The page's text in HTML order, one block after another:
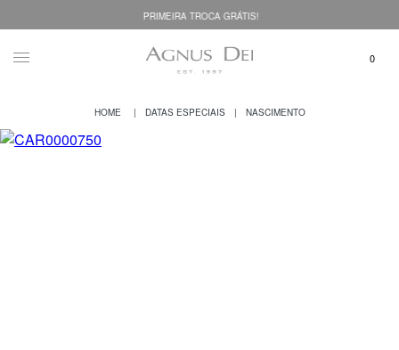
PRIMEIRA TROCA GRÁTIS!
DATAS ESPECIAIS NASCIMENTO